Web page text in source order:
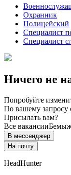
Охранник
Полицейский
Специалист
Специалист
Ничего не
Попробуйте
По вашему запросу
Присылать вам?
Все вакансии
В мессенджер
На почту
HeadHunter